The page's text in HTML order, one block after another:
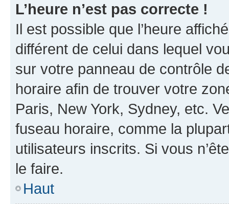
L’heure n’est pas correcte !
Il est possible que l’heure
différent de celui dans lequel
sur votre panneau de contrôle
horaire afin de trouver votre
Paris, New York, Sydney, etc.
fuseau horaire, comme la
utilisateurs inscrits. Si vous
le faire.
Haut